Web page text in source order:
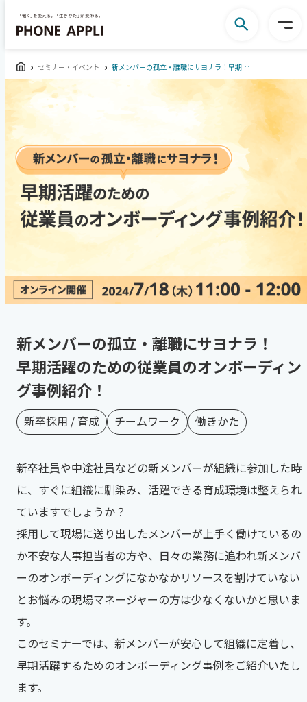
セミナー・イベント 新メンバーの孤立・離職にサヨナラ！早期活躍のための従業員のオンボーディング事例紹介！
新メンバーの孤立・離職にサヨナラ！
早期活躍のための従業員のオンボーディン
グ事例紹介！
新卒採用 / 育成 チームワーク 働きかた
新卒社員や中途社員などの新メンバーが組織に参加した時
に、すぐに組織に馴染み、活躍できる育成環境は整えられ
ていますでしょうか？
採用して現場に送り出したメンバーが上手く働けているの
か不安な人事担当者の方や、日々の業務に追われ新メンバ
ーのオンボーディングになかなかリソースを割けていない
とお悩みの現場マネージャーの方は少なくないかと思いま
す。
このセミナーでは、新メンバーが安心して組織に定着し、
早期活躍するためのオンボーディング事例をご紹介いたし
ます。